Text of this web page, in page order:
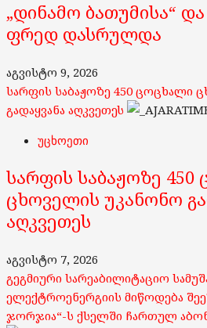
„დინამო ბათუმისა“ და
ფრედ დასრულდა
აგვისტო 9, 2026
სარფის საბაჟოზე 450 ცოცხალი
გადაყვანა აღკვეთეს
უცხოეთი
სარფის საბაჟოზე 450
ცხოველის უკანონო
აღკვეთეს
აგვისტო 7, 2026
გეგმიური სარეაბილიტაციო
ელექტროენერგიის მიწოდება
ჯორჯია“-ს ქსელში ჩართულ